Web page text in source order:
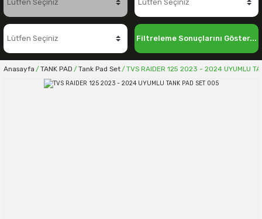
Filtreleme Sonuçlarını Göster...
Anasayfa TANK PAD Tank Pad Set TVS RAIDER 125 2023 - 2024 UYUMLU